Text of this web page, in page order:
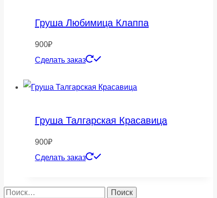
Груша Любимица Клаппа
900₽
Сделать заказ
Груша Талгарская Красавица
900₽
Сделать заказ
Найти: